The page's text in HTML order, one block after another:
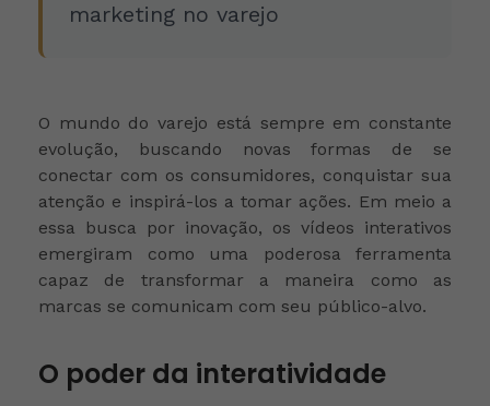
marketing no varejo
O mundo do varejo está sempre em constante
evolução, buscando novas formas de se
conectar com os consumidores, conquistar sua
atenção e inspirá-los a tomar ações. Em meio a
essa busca por inovação, os vídeos interativos
emergiram como uma poderosa ferramenta
capaz de transformar a maneira como as
marcas se comunicam com seu público-alvo.
O poder da interatividade